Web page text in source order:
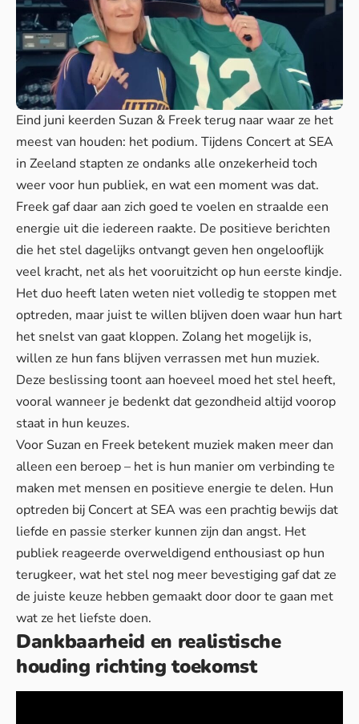
Eind juni keerden Suzan & Freek terug naar waar ze het
meest van houden: het podium. Tijdens Concert at SEA
in Zeeland stapten ze ondanks alle onzekerheid toch
weer voor hun publiek, en wat een moment was dat.
Freek gaf daar aan zich goed te voelen en straalde een
energie uit die iedereen raakte. De positieve berichten
die het stel dagelijks ontvangt geven hen ongelooflijk
veel kracht, net als het vooruitzicht op hun eerste kindje.
Het duo heeft laten weten niet volledig te stoppen met
optreden, maar juist te willen blijven doen waar hun hart
het snelst van gaat kloppen. Zolang het mogelijk is,
willen ze hun fans blijven verrassen met hun muziek.
Deze beslissing toont aan hoeveel moed het stel heeft,
vooral wanneer je bedenkt datgezondheid altijd voorop
staat in hun keuzes.
Voor Suzan en Freek betekent muziek maken meer dan
alleen een beroep – het is hun manier om verbinding te
maken met mensen en positieve energie te delen. Hun
optreden bij Concert at SEA was een prachtig bewijs dat
liefde en passie sterker kunnen zijn dan angst. Het
publiek reageerde overweldigend enthousiast op hun
terugkeer, wat het stel nog meer bevestiging gaf dat ze
de juiste keuze hebben gemaakt door door te gaan met
wat ze het liefste doen.
Dankbaarheid en realistische
houding richting toekomst